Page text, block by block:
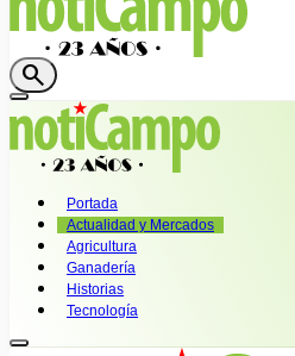
search
Portada
Actualidad y Mercados
Agricultura
Ganadería
Historias
Tecnología